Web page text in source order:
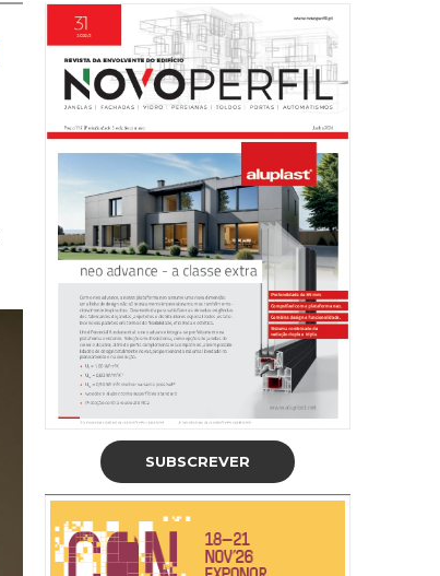
SUBSCREVER